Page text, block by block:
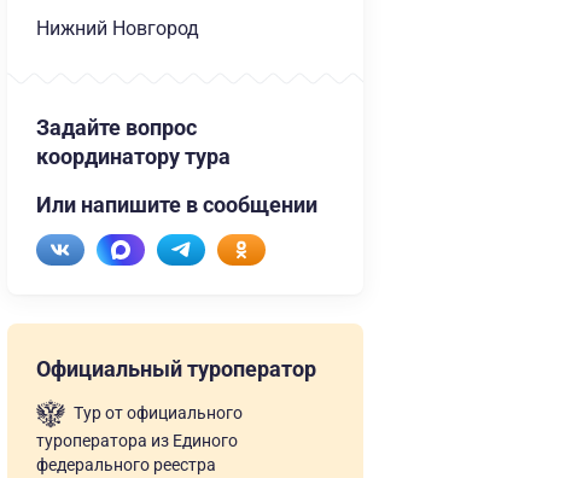
Нижний Новгород
Задайте вопрос
координатору тура
Или напишите в сообщении
Официальный туроператор
Тур от официального
туроператора из Единого
федерального реестра